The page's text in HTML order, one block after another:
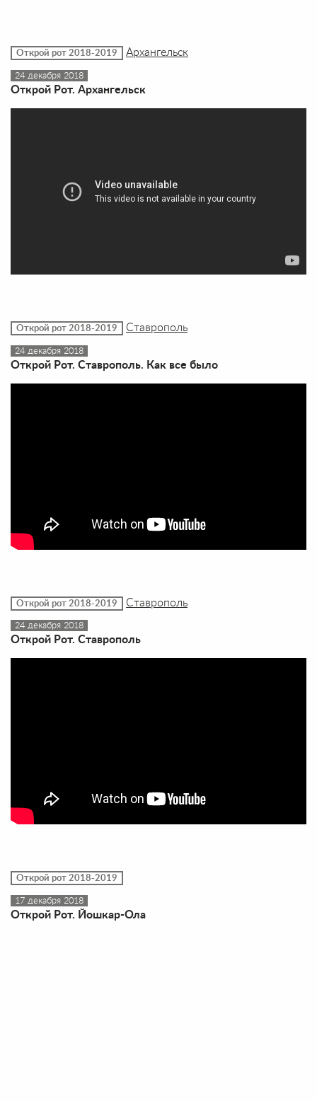
Открой рот 2018-2019 Архангельск
24 декабря 2018
Открой Рот. Архангельск
Открой рот 2018-2019 Ставрополь
24 декабря 2018
Открой Рот. Ставрополь. Как все было
Открой рот 2018-2019 Ставрополь
24 декабря 2018
Открой Рот. Ставрополь
Открой рот 2018-2019
17 декабря 2018
Открой Рот. Йошкар-Ола